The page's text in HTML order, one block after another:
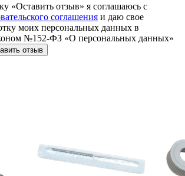
«Оставить отзыв» я соглашаюсь с
соглашения и даю свое
моих персональных данных в
№152-ФЗ «О персональных данных»
отзыв